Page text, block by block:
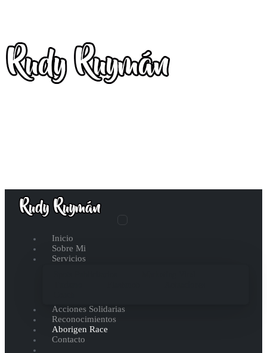
Inicio
Sobre Mi
Servicios
Acciones Solidarias
Reconocimientos
Aborigen Race
Contacto